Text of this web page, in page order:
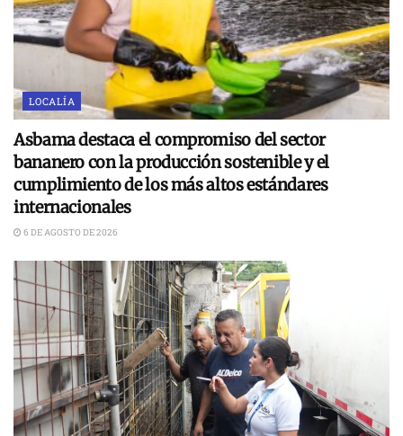
LOCALÍA
Asbama destaca el compromiso del sector
bananero con la producción sostenible y el
cumplimiento de los más altos estándares
internacionales
6 DE AGOSTO DE 2026